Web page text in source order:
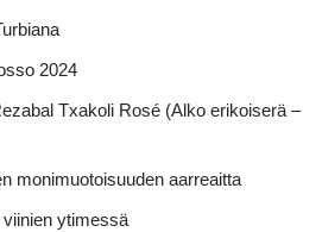
2024
Txakoli Rosé (Alko erikoiserä –
monimuotoisuuden aarreaitta
viinien ytimessä